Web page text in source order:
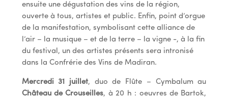
ensuite une dégustation des vins de la région,
ouverte à tous, artistes et public. Enfin, point d’orgue
de la manifestation, symbolisant cette alliance de
l’air – la musique – et de la terre – la vigne -, à la fin
du festival, un des artistes présents sera intronisé
dans la Confrérie des Vins de Madiran.
Mercredi 31 juillet, duo de Flûte – Cymbalum au
Château de Crouseilles, à 20 h : oeuvres de Bartok,